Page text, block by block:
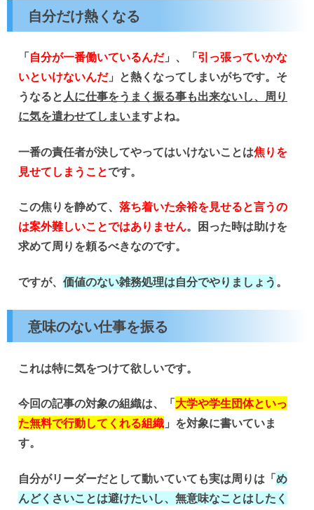
自分だけ熱くなる
「自分が一番働いているんだ」、「引っ張っていかな
いといけないんだ」と熱くなってしまいがちです。そ
うなると 人に仕事をうまく振る事も出来ないし、周り
に気を遣わせてしまいますよね。
一番の責任者が決してやってはいけないことは焦りを
見せてしまうことです。
この焦りを静めて、 落ち着いた余裕を見せると言うの
は案外難しいことではありません。困った時は助けを
求めて周りを頼るべきなのです。
ですが、 価値のない雑務処理は自分でやりましょう 。
意味のない仕事を振る
これは特に気をつけて欲しいです。
今回の記事の対象の組織は、「大学や学生団体といっ
た無料で行動してくれる組織 」を対象に書いていま
す。
自分がリーダーだとして動いていても実は周りは「め
んどくさいことは避けたいし、無意味なことはしたく